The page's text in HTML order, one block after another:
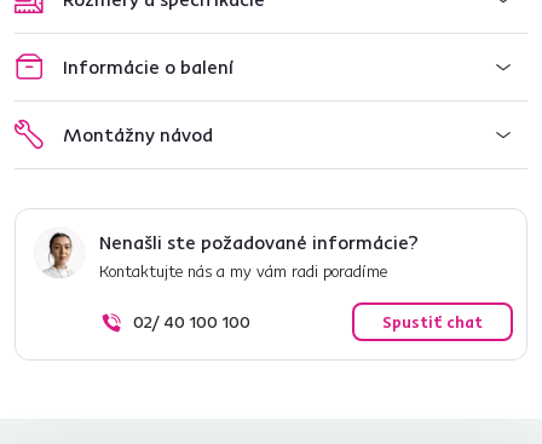
Informácie o balení
Montážny návod
Nenašli ste požadované informácie?
Kontaktujte nás a my vám radi poradíme
02/ 40 100 100 Spustiť chat